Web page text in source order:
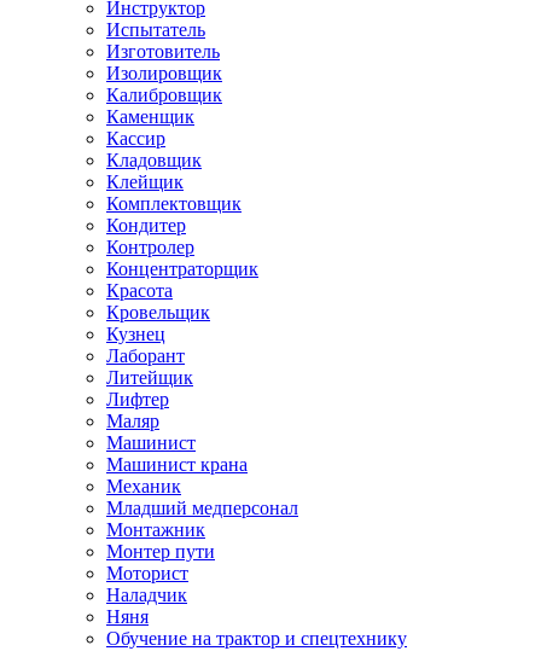
Инструктор
Испытатель
Изготовитель
Изолировщик
Калибровщик
Каменщик
Кассир
Кладовщик
Клейщик
Комплектовщик
Кондитер
Контролер
Концентраторщик
Красота
Кровельщик
Кузнец
Лаборант
Литейщик
Лифтер
Маляр
Машинист
Машинист крана
Механик
Младший медперсонал
Монтажник
Монтер пути
Моторист
Наладчик
Няня
Обучение на трактор и спецтехнику